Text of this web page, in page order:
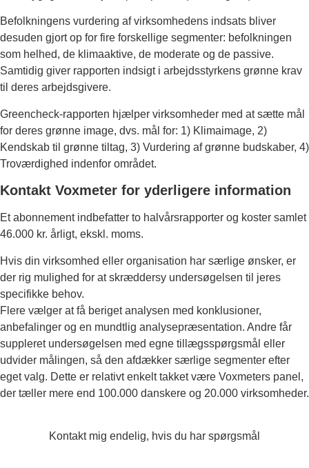
Befolkningens vurdering af virksomhedens indsats bliver
desuden gjort op for fire forskellige segmenter: befolkningen
som helhed, de klimaaktive, de moderate og de passive.
Samtidig giver rapporten indsigt i arbejdsstyrkens grønne krav
til deres arbejdsgivere.
Greencheck-rapporten hjælper virksomheder med at sætte mål
for deres grønne image, dvs. mål for: 1) Klimaimage, 2)
Kendskab til grønne tiltag, 3) Vurdering af grønne budskaber, 4)
Troværdighed indenfor området.
Kontakt Voxmeter for yderligere information
Et abonnement indbefatter to halvårsrapporter og koster samlet
46.000 kr. årligt, ekskl. moms.
Hvis din virksomhed eller organisation har særlige ønsker, er
der rig mulighed for at skræddersy undersøgelsen til jeres
specifikke behov.
Flere vælger at få beriget analysen med konklusioner,
anbefalinger og en mundtlig analysepræsentation. Andre får
suppleret undersøgelsen med egne tillægsspørgsmål eller
udvider målingen, så den afdækker særlige segmenter efter
eget valg. Dette er relativt enkelt takket være Voxmeters panel,
der tæller mere end 100.000 danskere og 20.000 virksomheder.
Kontakt mig endelig, hvis du har spørgsmål